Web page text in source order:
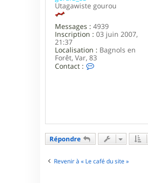
3
7
Utagawiste gourou
Messages : 4939
Inscription : 03 juin 2007,
21:37
Localisation : Bagnols en
Forêt, Var, 83
Contact :
g
e
a
Répondre
Revenir à « Le café du site »